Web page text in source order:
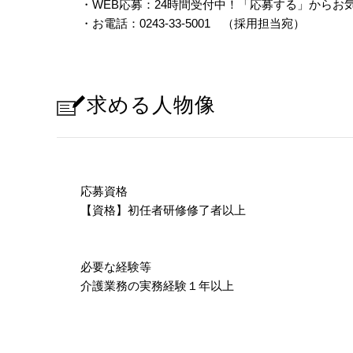
・WEB応募：24時間受付中！「応募する」からお
・お電話：0243-33-5001 （採用担当宛）
求める人物像
応募資格
【資格】初任者研修修了者以上
必要な経験等
介護業務の実務経験１年以上